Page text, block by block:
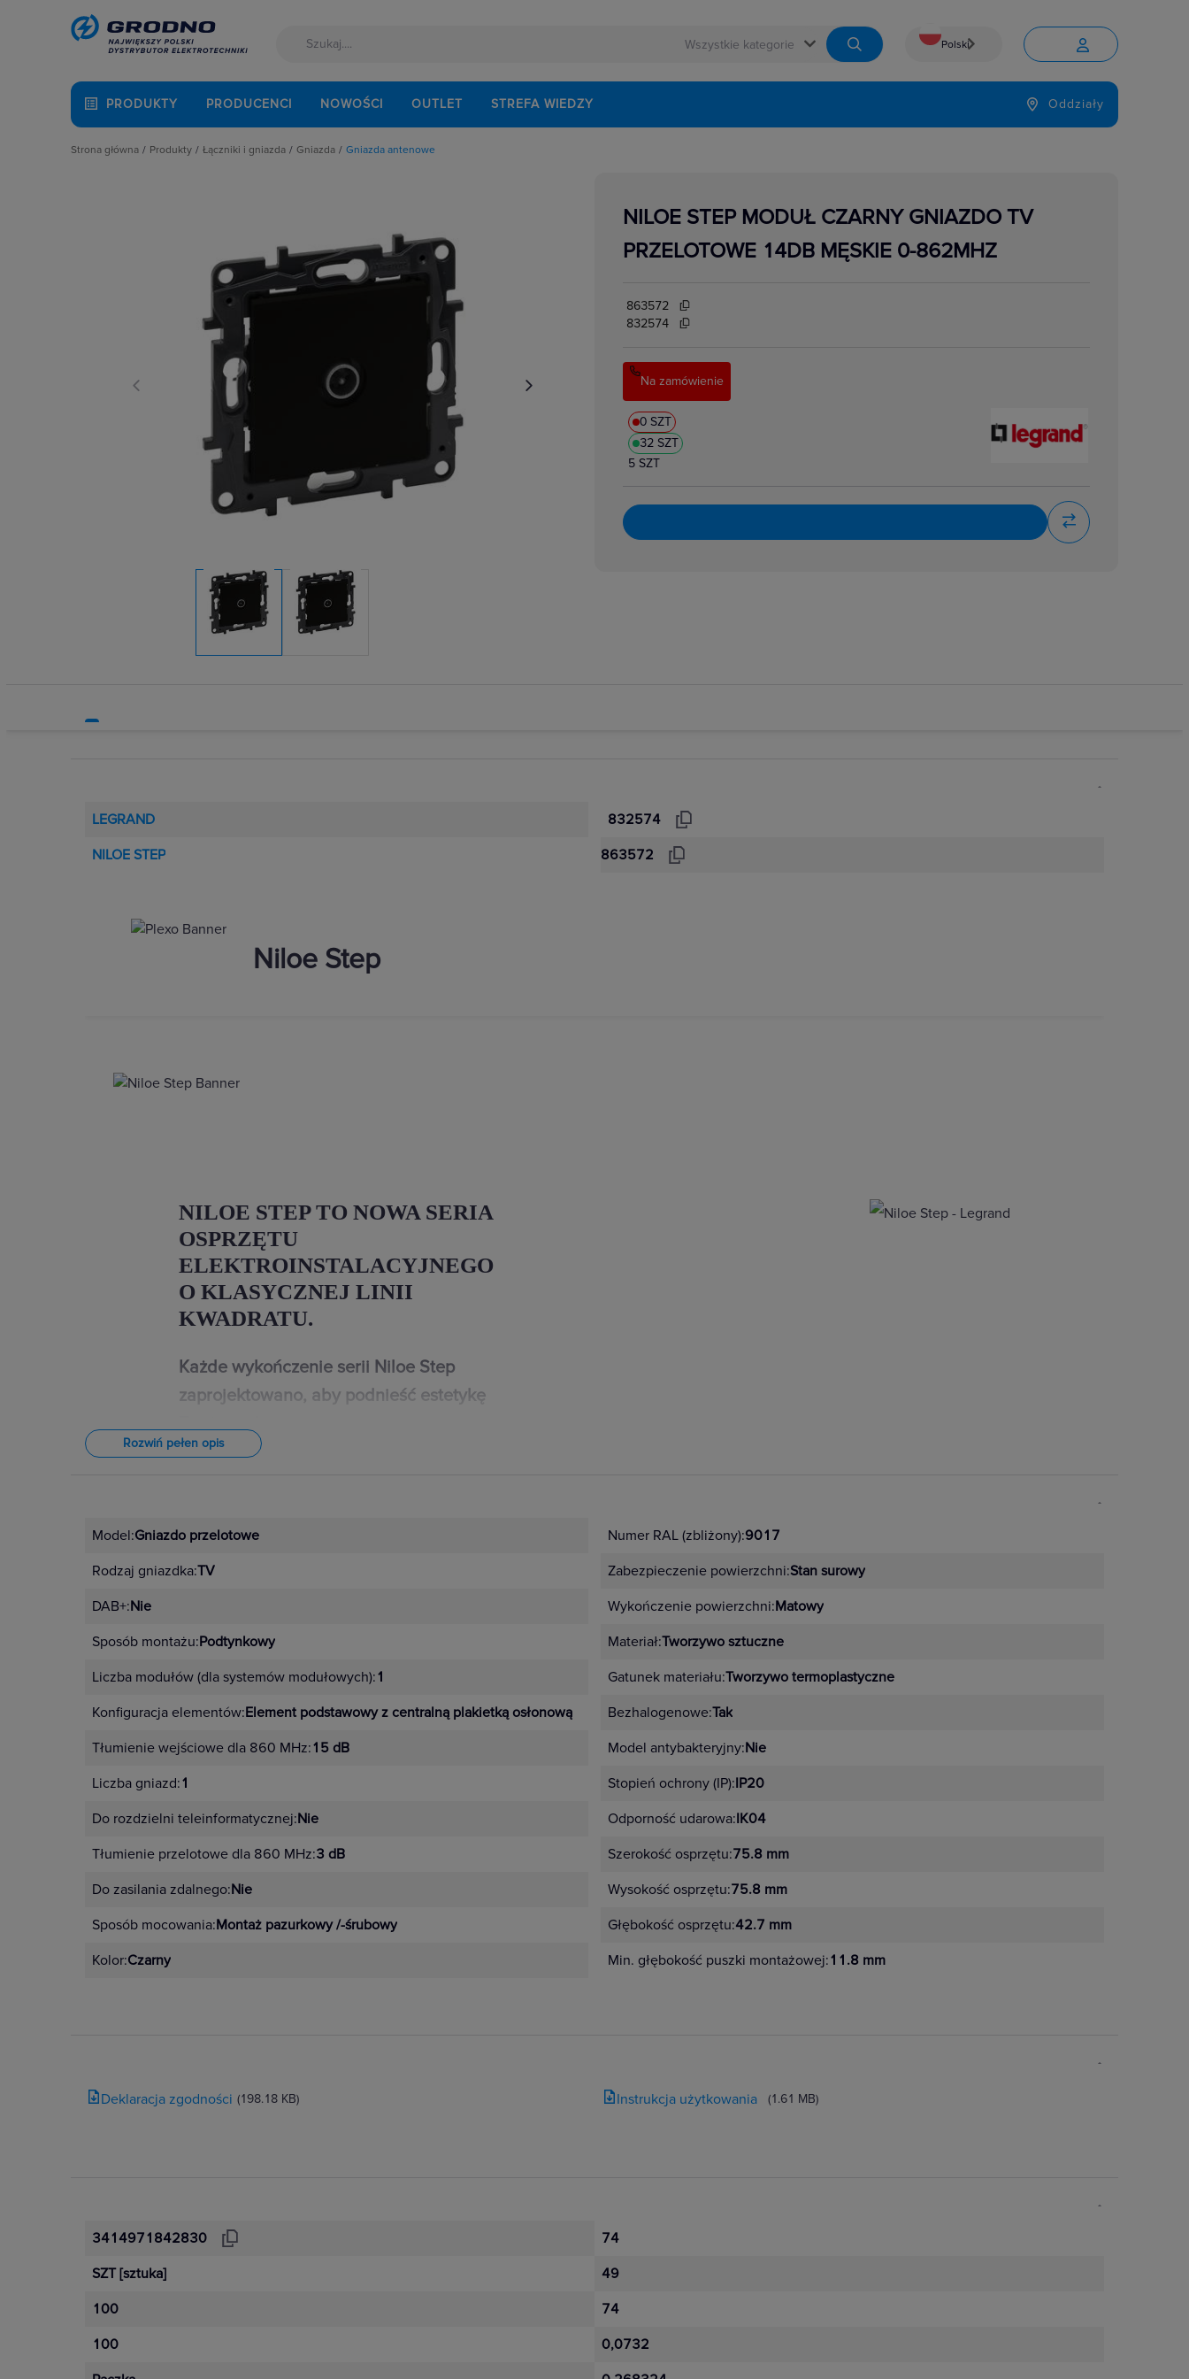
 Polski
Język
PRODUKTY PRODUCENCI NOWOŚCI OUTLET STREFA WIEDZY Oddziały
Strona główna
Produkty
Kable i przewody
Łączniki i gniazda
Narzędzia i mierniki
Ochrona odgromowa
Odzież ochronna i BHP
Osprzęt siłowy, przenośny
Oświetlenie
Pompy ciepła
Prowadzenie kabli
Rozdzielnice i obudowy
Sieci zewnętrzne
Stacje ładowania
Systemy bezpieczeństwa
Technika grzewcza
Technika instalacyjna
Łączniki i gniazda
Puszki instalacyjne
Ramki, klawisze, plakietki
Ściemniacze
Słupki i kolumny zasilające
Termostaty i regulatory
Gniazda
Gniazda instalacyjne
Gniazda multimedialne, HDMI,USB
Gniazda pozostałe,ekwipotencjalne,
Gniazda antenowe
NILOE STEP MODUŁ CZARNY GNIAZDO TV
PRZELOTOWE 14DB MĘSKIE 0-862MHZ
863572
832574
Na zamówienie
0 SZT
32 SZT
5 SZT
LEGRAND
832574
NILOE STEP
863572
Niloe Step
NILOE STEP TO NOWA SERIA
OSPRZĘTU
ELEKTROINSTALACYJNEGO
O KLASYCZNEJ LINII
KWADRATU.
Każde wykończenie serii Niloe Step
zaprojektowano, aby podnieść estetykę
Twojego domu.
W przypadku wystroju wnętrz znaczenie mają nawet
czarnym, aluminium i stalowym. Unikalne
kompozycje dopasowane do indywidualnych wnętrz
Pastelowe odcienie – pudrowy róż, miętowy, perłowy
Nowoczesne kolory imitujące metal – stalowy, aluminium, stal szczotkowana, aluminium szczotkowane
dopasowania,
znaki pozycji ON/OFF
zapewniające oszczędne wykorzystanie przestrzeni
Rozwiń pełen opis
Model:Gniazdo przelotowe
Rodzaj gniazdka:TV
DAB+:Nie
Sposób montażu:Podtynkowy
Liczba modułów (dla systemów modułowych):1
Konfiguracja elementów:Element podstawowy z centralną plakietką osłonową
Tłumienie wejściowe dla 860 MHz:15 dB
Liczba gniazd:1
Do rozdzielni teleinformatycznej:Nie
Tłumienie przelotowe dla 860 MHz:3 dB
Do zasilania zdalnego:Nie
Sposób mocowania:Montaż pazurkowy /-śrubowy
Kolor:Czarny
Numer RAL (zbliżony):9017
Zabezpieczenie powierzchni:Stan surowy
Wykończenie powierzchni:Matowy
Materiał:Tworzywo sztuczne
Gatunek materiału:Tworzywo termoplastyczne
Bezhalogenowe:Tak
Model antybakteryjny:Nie
Stopień ochrony (IP):IP20
Odporność udarowa:IK04
Szerokość osprzętu:75.8 mm
Wysokość osprzętu:75.8 mm
Głębokość osprzętu:42.7 mm
Min. głębokość puszki montażowej:11.8 mm
Deklaracja zgodności (198.18 KB) Instrukcja użytkowania (1.61 MB)
3414971842830
SZT [sztuka]
100
100
74
49
74
0,0732